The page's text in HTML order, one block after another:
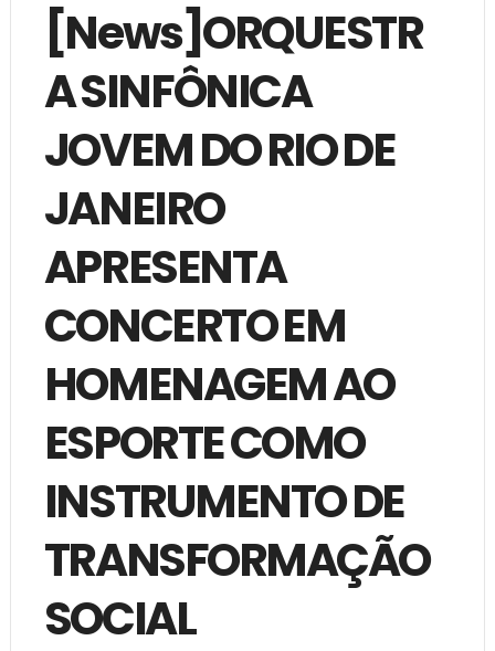
[News]ORQUESTR
A SINFÔNICA
JOVEM DO RIO DE
JANEIRO
APRESENTA
CONCERTO EM
HOMENAGEM AO
ESPORTE COMO
INSTRUMENTO DE
TRANSFORMAÇÃO
SOCIAL